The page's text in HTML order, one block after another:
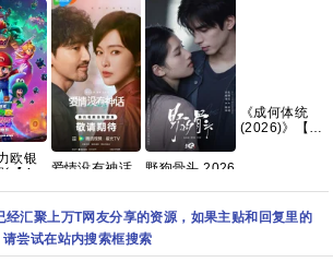
欧银
【4K
语】
黑
票房
克
爱情没有神话
语中字网盘资
源[0.9GB集]
野狗骨头 2026
资源分享
《成何体统
(2026)》【4K
全】【310G】
经汇聚上万T网友分享的资源，如果主贴和回复里的
尝试在站内搜索框搜索